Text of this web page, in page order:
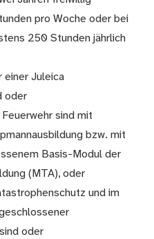
pro Woche oder bei
250 Stunden jährlich
einer Juleica
oder
sind mit
bzw. mit
Basis-Modul der
(MTA), oder
und im
oder